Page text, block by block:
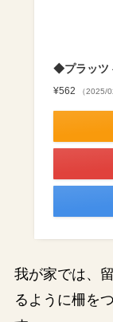
◆プラッツ
¥562 （2025/
我が家では、
るように柵を